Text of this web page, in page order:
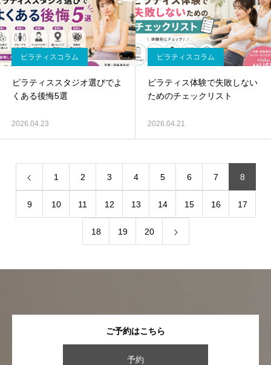
ピラティスコラム
ピラティススタジオ選びでよ
くある後悔5選
2026.04.23
ピラティスコラム
ピラティス体験で失敗しない
ためのチェックリスト
2026.04.21
1 2 3 4 5 6 7 8
9 10 11 12 13 14 15 16 17
18 19 20
ご予約はこちら
予約